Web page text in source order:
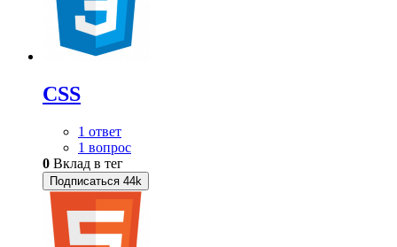
CSS
1 ответ
1 вопрос
0 Вклад в тег
Подписаться 44k